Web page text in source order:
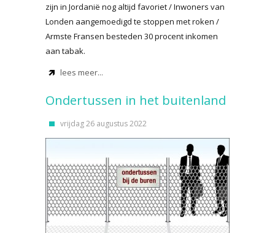
zijn in Jordanië nog altijd favoriet / Inwoners van
Londen aangemoedigd te stoppen met roken /
Armste Fransen besteden 30 procent inkomen
aan tabak.
lees meer...
Ondertussen in het buitenland
vrijdag 26 augustus 2022